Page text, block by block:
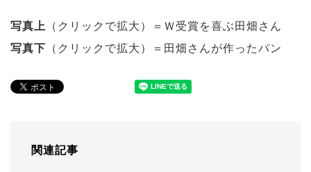
写真上 （クリックで拡大）＝Ｗ受賞を喜ぶ田畑さん
写真下 （クリックで拡大）＝田畑さんが作ったパン
関連記事